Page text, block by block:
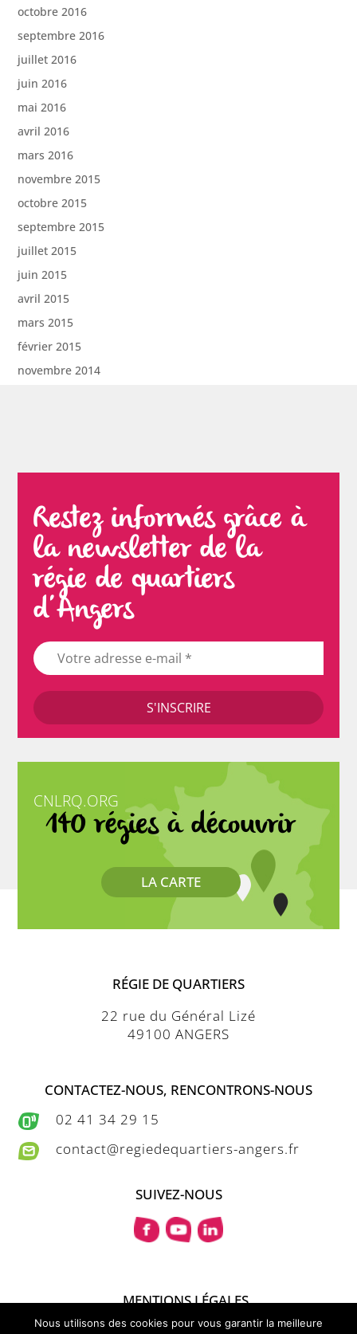
octobre 2016
septembre 2016
juillet 2016
juin 2016
mai 2016
avril 2016
mars 2016
novembre 2015
octobre 2015
septembre 2015
juillet 2015
juin 2015
avril 2015
mars 2015
février 2015
novembre 2014
Restez informés grâce à
la newsletter de la
régie de quartiers
d’Angers
CNLRQ.ORG
140 régies à découvrir
LA CARTE
RÉGIE DE QUARTIERS
22 rue du Général Lizé
49100 ANGERS
CONTACTEZ-NOUS, RENCONTRONS-NOUS
02 41 34 29 15
contact@regiedequartiers-angers.fr
SUIVEZ-NOUS
MENTIONS LÉGALES
PLAN DU SITE
Nous utilisons des cookies pour vous garantir la meilleure